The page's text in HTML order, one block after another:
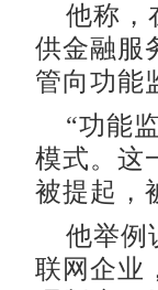
他称，
供金融服
管向功能
“功能监
模式。这
被提起，
他举例
联网企业